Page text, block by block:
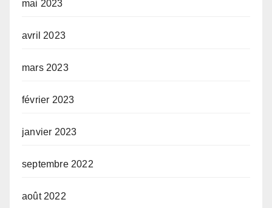
mai 2023
avril 2023
mars 2023
février 2023
janvier 2023
septembre 2022
août 2022